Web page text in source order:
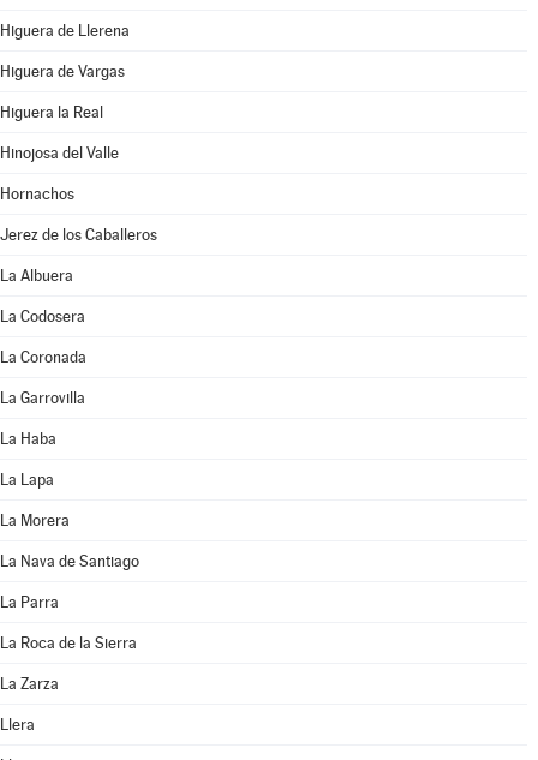
Higuera de Llerena
Higuera de Vargas
Higuera la Real
Hinojosa del Valle
Hornachos
Jerez de los Caballeros
La Albuera
La Codosera
La Coronada
La Garrovilla
La Haba
La Lapa
La Morera
La Nava de Santiago
La Parra
La Roca de la Sierra
La Zarza
Llera